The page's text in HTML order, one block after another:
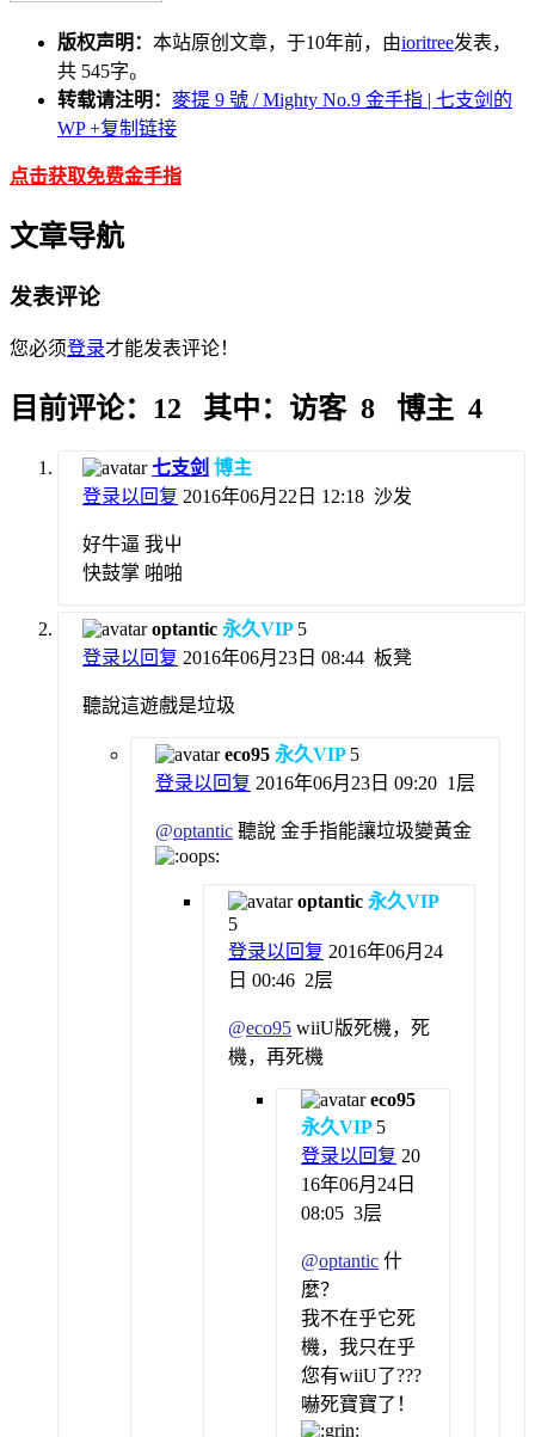
版权声明： 本站原创文章，于10年前，由ioritree发表，
共 545字。
转载请注明： 麥提 9 號 / Mighty No.9 金手指 | 七支剑的
WP+复制链接
点击获取免费金手指
文章导航
发表评论
您必须登录才能发表评论！
目前评论：12 其中：访客 8 博主 4
七支剑 博主
登录以回复 2016年06月22日 12:18 沙发
好牛逼 我屮
快鼓掌 啪啪
optantic 永久VIP 5
登录以回复 2016年06月23日 08:44 板凳
聽說這遊戲是垃圾
eco95 永久VIP 5
登录以回复 2016年06月23日 09:20 1层
@optantic 聽說 金手指能讓垃圾變黃金
optantic 永久VIP
5
登录以回复 2016年06月24
日 00:46 2层
@eco95 wiiU版死機，死
機，再死機
eco95
永久VIP 5
登录以回复 20
16年06月24日
08:05 3层
@optantic 什
麼？
我不在乎它死
機，我只在乎
您有wiiU了???
嚇死寶寶了！